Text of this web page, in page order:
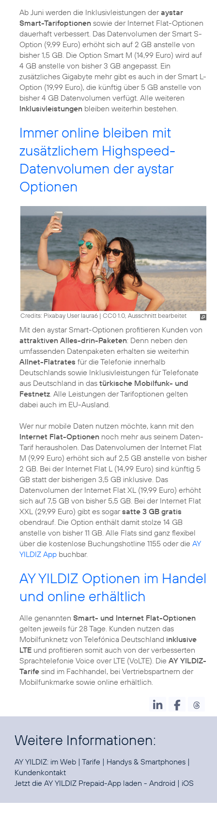
Ab Juni werden die Inklusivleistungen deraystar
Smart-Tarifoptionen sowie der Internet Flat-Optionen
dauerhaft verbessert. Das Datenvolumen der Smart S-
Option (9,99 Euro) erhöht sich auf 2 GB anstelle von
bisher 1,5 GB. Die Option Smart M (14,99 Euro) wird auf
4 GB anstelle von bisher 3 GB angepasst. Ein
zusätzliches Gigabyte mehr gibt es auch in der Smart L-
Option (19,99 Euro), die künftig über 5 GB anstelle von
bisher 4 GB Datenvolumen verfügt. Alle weiteren
Inklusivleistungen bleiben weiterhin bestehen.
Immer online bleiben mit
zusätzlichem Highspeed-
Datenvolumen der aystar
Optionen
Credits: Pixabay User laura6 | CC0 1.0, Ausschnitt bearbeitet
Mit den aystar Smart-Optionen profitieren Kunden von
attraktiven Alles-drin-Paketen: Denn neben den
umfassenden Datenpaketen erhalten sie weiterhin
Allnet-Flatrates für die Telefonie innerhalb
Deutschlands sowie Inklusivleistungen für Telefonate
aus Deutschland in das türkische Mobilfunk- und
Festnetz. Alle Leistungen der Tarifoptionen gelten
dabei auch im EU-Ausland.
Wer nur mobile Daten nutzen möchte, kann mit den
Internet Flat-Optionen noch mehr aus seinem Daten-
Tarif herausholen. Das Datenvolumen der Internet Flat
M (9,99 Euro) erhöht sich auf 2,5 GB anstelle von bisher
2 GB. Bei der Internet Flat L (14,99 Euro) sind künftig 5
GB statt der bisherigen 3,5 GB inklusive. Das
Datenvolumen der Internet Flat XL (19,99 Euro) erhöht
sich auf 7,5 GB von bisher 5,5 GB. Bei der Internet Flat
XXL (29,99 Euro) gibt es sogarsatte 3 GB gratis
obendrauf. Die Option enthält damit stolze 14 GB
anstelle von bisher 11 GB. Alle Flats sind ganz flexibel
über die kostenlose Buchungshotline 1155 oder die AY
YILDIZ App buchbar.
AY YILDIZ Optionen im Handel
und online erhältlich
Alle genannten Smart- und Internet Flat-Optionen
gelten jeweils für 28 Tage. Kunden nutzen das
Mobilfunknetz von Telefónica Deutschland inklusive
LTE und profitieren somit auch von der verbesserten
Sprachtelefonie Voice over LTE (VoLTE). Die AY YILDIZ-
Tarife sind im Fachhandel, bei Vertriebspartnern der
Mobilfunkmarke sowie online erhältlich.
Weitere Informationen:
AY YILDIZ: im Web | Tarife | Handys & Smartphones |
Kundenkontakt
Jetzt die AY YILDIZ Prepaid-App laden - Android | iOS